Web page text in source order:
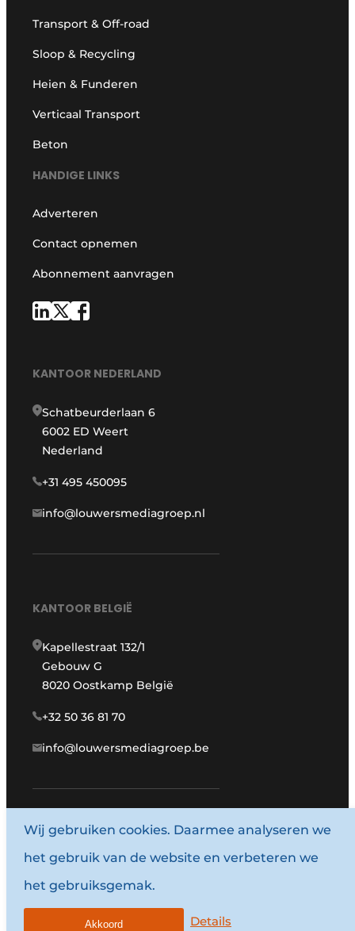
Transport & Off-road
Sloop & Recycling
Heien & Funderen
Verticaal Transport
Beton
HANDIGE LINKS
Adverteren
Contact opnemen
Abonnement aanvragen
KANTOOR NEDERLAND
Schatbeurderlaan 6
6002 ED Weert
Nederland
+31 495 450095
info@louwersmediagroep.nl
KANTOOR BELGIË
Kapellestraat 132/1
Gebouw G
8020 Oostkamp België
+32 50 36 81 70
info@louwersmediagroep.be
www.louwersmediagroep.com
© 1987 - 2026 Louwersmediagroep.
Algemene voorwaarden
Wij gebruiken cookies. Daarmee analyseren we
het gebruik van de website en verbeteren we
het gebruiksgemak.
Details
Akkoord